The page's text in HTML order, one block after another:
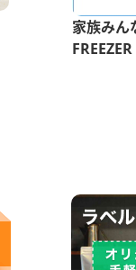
家族みん